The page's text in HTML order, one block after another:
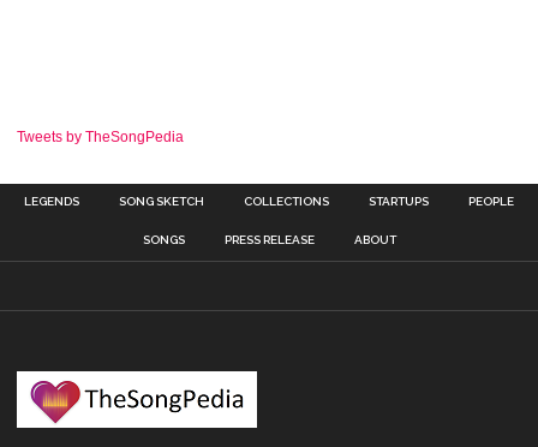
Tweets by TheSongPedia
LEGENDS SONG SKETCH COLLECTIONS STARTUPS PEOPLE
SONGS PRESS RELEASE ABOUT